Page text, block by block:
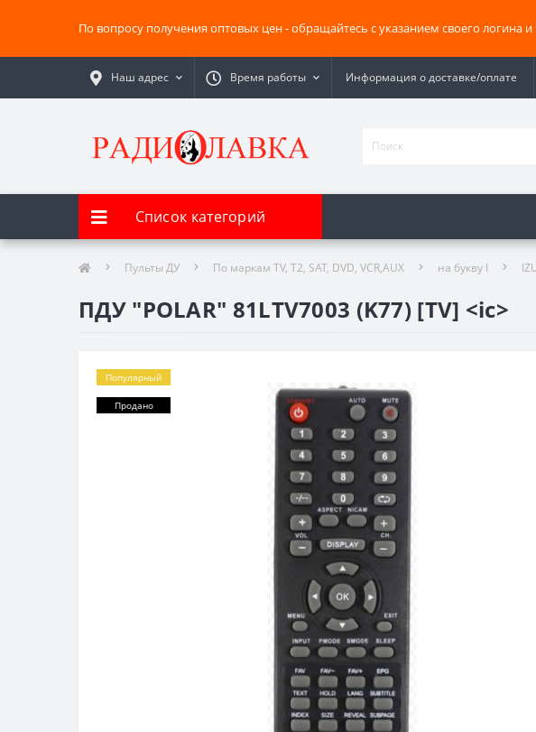
По вопросу получения оптовых цен - обращайтесь с указанием своего логина
Наш адрес Время работы Информация о доставке/оплате
Список категорий
Пульты ДУ По маркам TV, T2, SAT, DVD, VCR,AUX на букву I
ПДУ "POLAR" 81LTV7003 (K77) [TV] <ic>
Популярный
Продано